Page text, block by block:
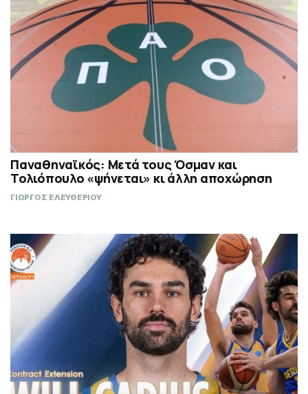
Παναθηναϊκός: Μετά τους Όσμαν και
Τολιόπουλο «ψήνεται» κι άλλη αποχώρηση
ΓΙΩΡΓΟΣ ΕΛΕΥΘΕΡΙΟΥ